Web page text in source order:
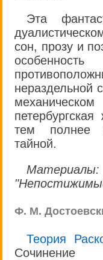
Эта
сон, прозу и
нераздельной
тем полнее
тайной.
Ф. М.
Теория
Сочинение